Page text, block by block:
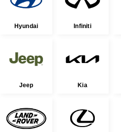
Hyundai Infiniti
Jeep Kia